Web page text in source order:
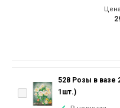
528 Розы в вазе
1шт.)